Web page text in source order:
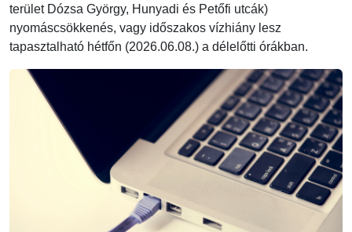
terület Dózsa György, Hunyadi és Petőfi utcák)
nyomáscsökkenés, vagy időszakos vízhiány lesz
tapasztalható hétfőn (2026.06.08.) a délelőtti órákban.